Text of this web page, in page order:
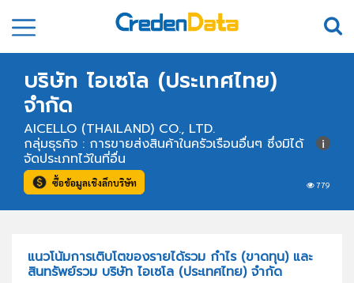
บริษัท ไอเซโล (ประเทศไทย)
จำกัด
AICELLO (THAILAND) CO., LTD.
779
กลุ่มธุรกิจ : การขายส่งสินค้าในครัวเรือนอื่นๆ ซึ่งมิได้
จัดประเภทไว้ในที่อื่น
ซื้อข้อมูลเชิงลึกบริษัท
แนวโน้มการเติบโตของรายได้รวม กำไร (ขาดทุน) และ
สินทรัพย์รวม บริษัท ไอเซโล (ประเทศไทย) จำกัด